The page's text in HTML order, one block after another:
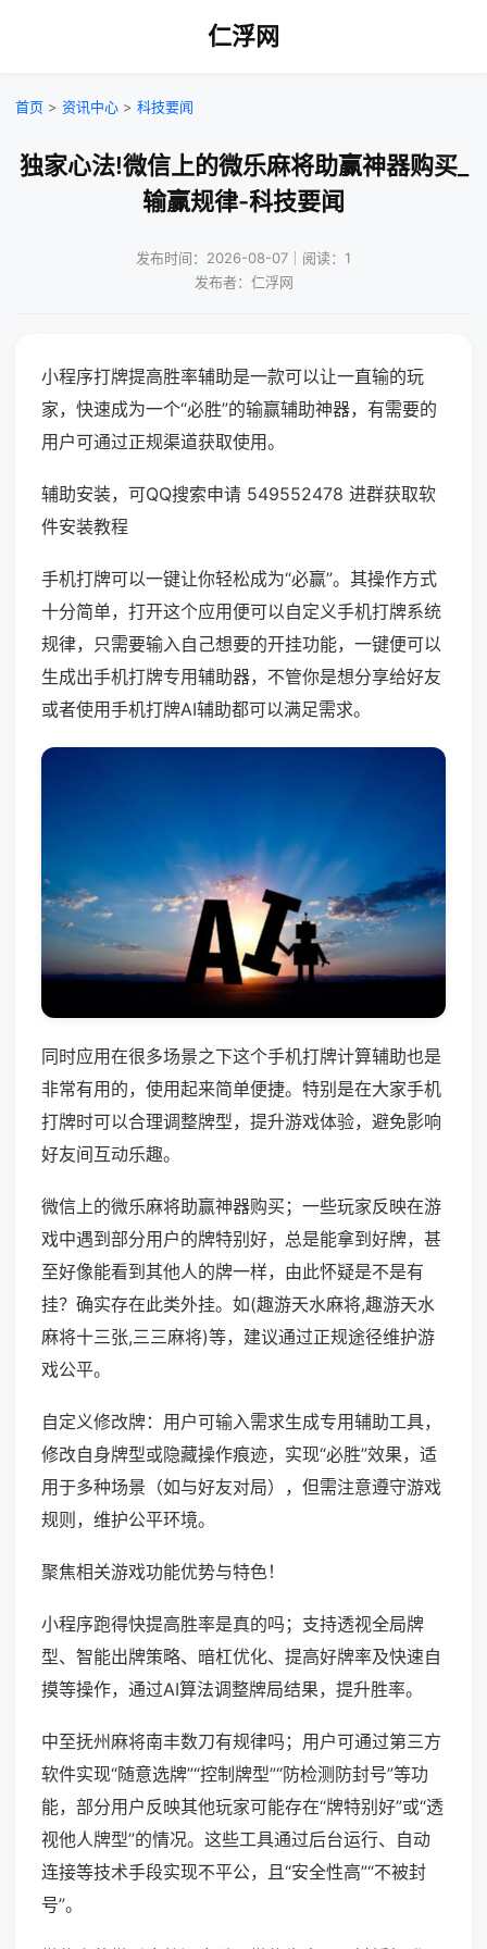
仁浮网
首页 > 资讯中心 > 科技要闻
独家心法!微信上的微乐麻将助赢神器购买_
输赢规律-科技要闻
发布时间：2026-08-07｜阅读：1
发布者：仁浮网
小程序打牌提高胜率辅助是一款可以让一直输的玩
家，快速成为一个“必胜”的输赢辅助神器，有需要的
用户可通过正规渠道获取使用。
辅助安装，可QQ搜索申请 549552478 进群获取软
件安装教程
手机打牌可以一键让你轻松成为“必赢”。其操作方式
十分简单，打开这个应用便可以自定义手机打牌系统
规律，只需要输入自己想要的开挂功能，一键便可以
生成出手机打牌专用辅助器，不管你是想分享给好友
或者使用手机打牌AI辅助都可以满足需求。
同时应用在很多场景之下这个手机打牌计算辅助也是
非常有用的，使用起来简单便捷。特别是在大家手机
打牌时可以合理调整牌型，提升游戏体验，避免影响
好友间互动乐趣。
微信上的微乐麻将助赢神器购买；一些玩家反映在游
戏中遇到部分用户的牌特别好，总是能拿到好牌，甚
至好像能看到其他人的牌一样，由此怀疑是不是有
挂？确实存在此类外挂。如(趣游天水麻将,趣游天水
麻将十三张,三三麻将)等，建议通过正规途径维护游
戏公平。
自定义修改牌：用户可输入需求生成专用辅助工具，
修改自身牌型或隐藏操作痕迹，实现“必胜”效果，适
用于多种场景（如与好友对局），但需注意遵守游戏
规则，维护公平环境。
聚焦相关游戏功能优势与特色！
小程序跑得快提高胜率是真的吗；支持透视全局牌
型、智能出牌策略、暗杠优化、提高好牌率及快速自
摸等操作，通过AI算法调整牌局结果，提升胜率。
中至抚州麻将南丰数刀有规律吗；用户可通过第三方
软件实现“随意选牌”“控制牌型”“防检测防封号”等功
能，部分用户反映其他玩家可能存在“牌特别好”或“透
视他人牌型”的情况。这些工具通过后台运行、自动
连接等技术手段实现不平公，且“安全性高”“不被封
号”。